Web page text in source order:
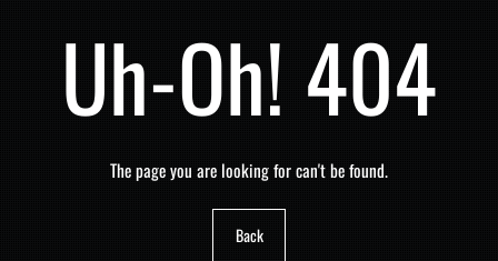
Uh-Oh! 404
The page you are looking for can't be found.
Back